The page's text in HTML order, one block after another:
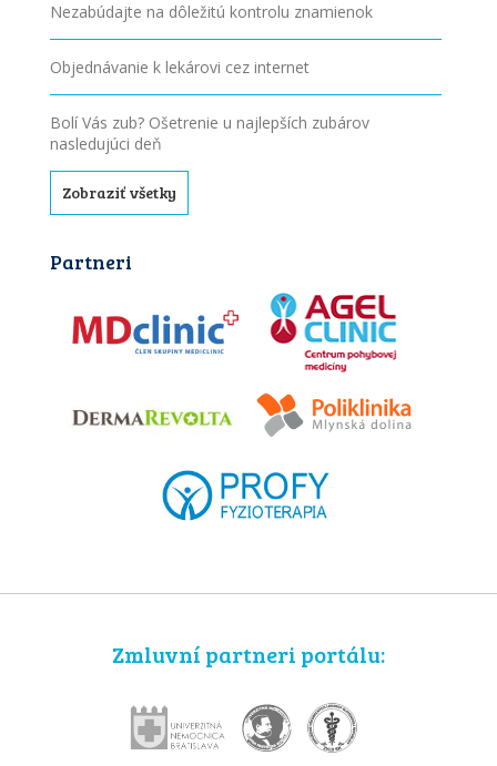
Nezabúdajte na dôležitú kontrolu znamienok
Objednávanie k lekárovi cez internet
Bolí Vás zub? Ošetrenie u najlepších zubárov
nasledujúci deň
Zobraziť všetky
Partneri
Zmluvní partneri portálu: